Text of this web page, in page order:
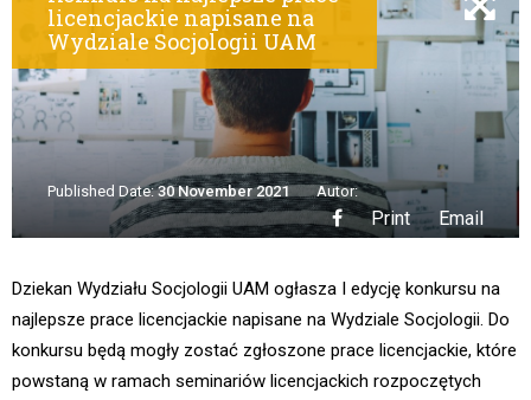
licencjackie napisane na
Wydziale Socjologii UAM
Print Email
Published Date:30 November 2021 Autor:
Dziekan Wydziału Socjologii UAM ogłasza I edycję konkursu na
najlepsze prace licencjackie napisane na Wydziale Socjologii. Do
konkursu będą mogły zostać zgłoszone prace licencjackie, które
powstaną w ramach seminariów licencjackich rozpoczętych